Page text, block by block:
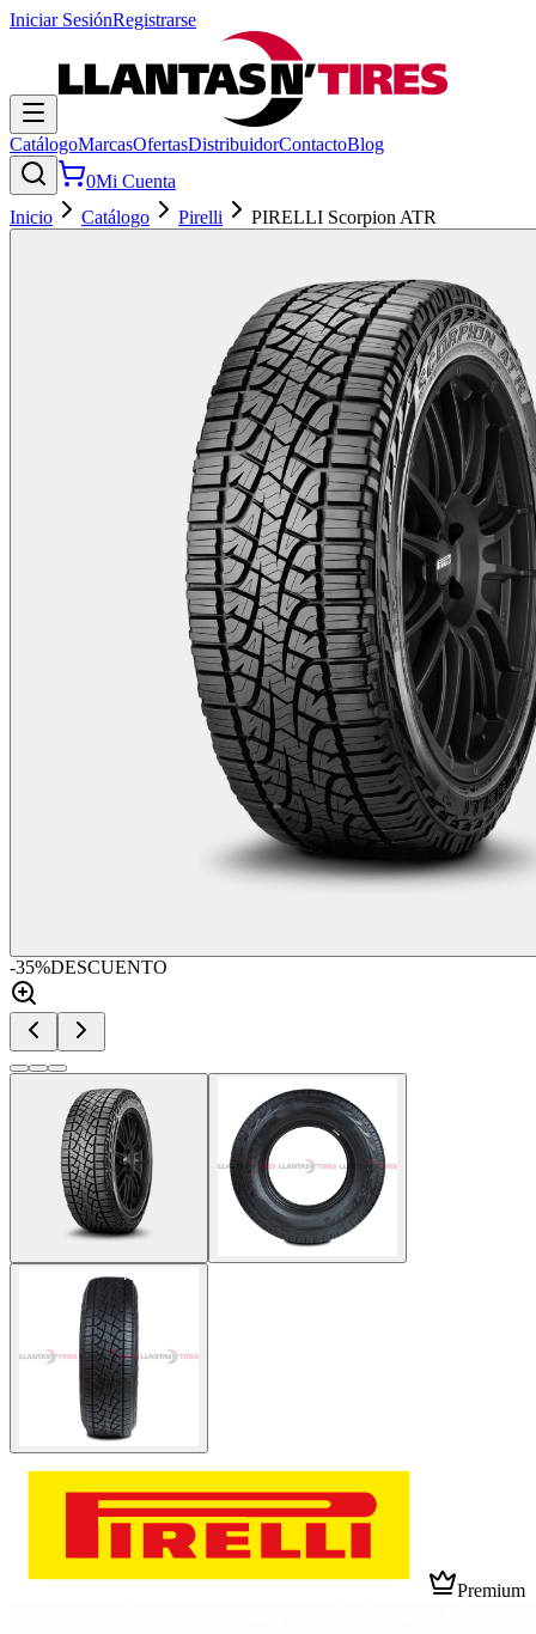
Iniciar SesiónRegistrarse
CatálogoMarcasOfertasDistribuidorContactoBlog
0Mi Cuenta
Inicio
Catálogo Pirelli PIRELLI Scorpion ATR
-35%DESCUENTO
Premium